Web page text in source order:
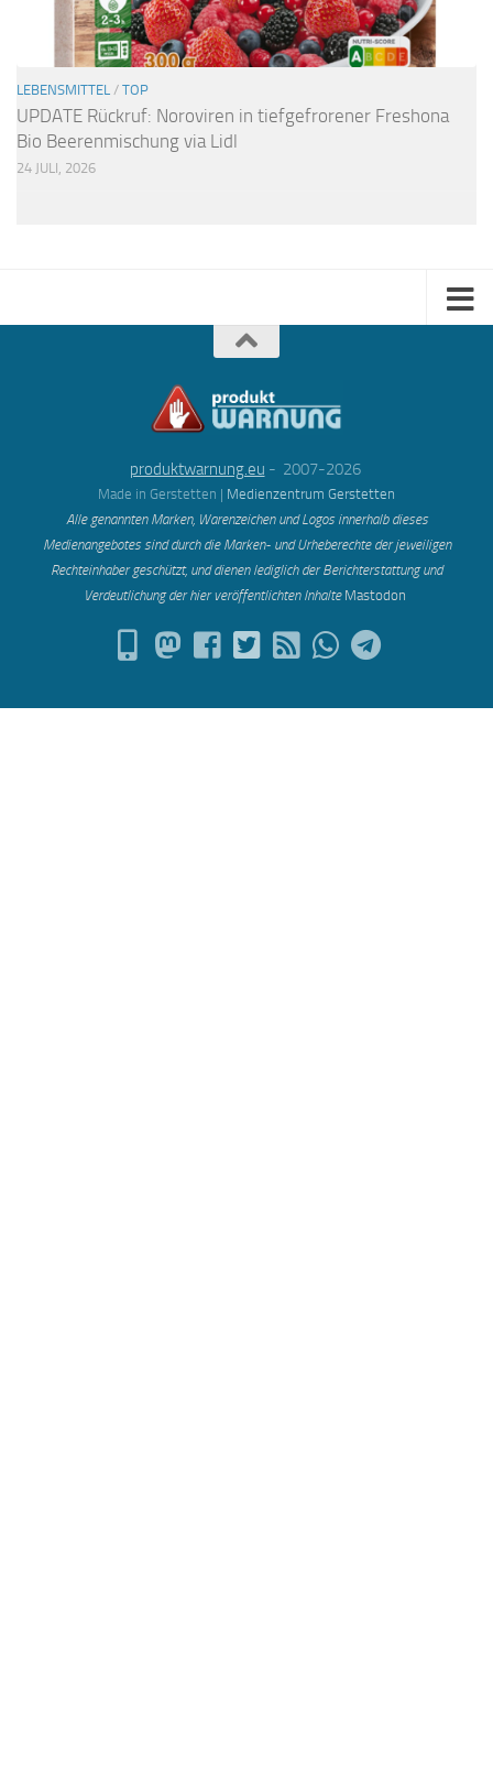
LEBENSMITTEL / TOP
UPDATE Rückruf: Noroviren in tiefgefrorener Freshona
Bio Beerenmischung via Lidl
24 JULI, 2026
produktwarnung.eu - 2007-2026
Made in Gerstetten | Medienzentrum Gerstetten
Alle genannten Marken, Warenzeichen und Logos innerhalb dieses
Medienangebotes sind durch die Marken- und Urheberechte der jeweiligen
Rechteinhaber geschützt, und dienen lediglich der Berichterstattung und
Verdeutlichung der hier veröffentlichten Inhalte Mastodon